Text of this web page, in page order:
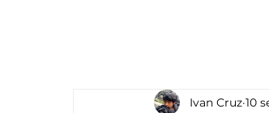
Ivan Cruz 10